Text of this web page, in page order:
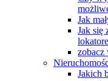
Jak
Jak się
zobacz
Jakich